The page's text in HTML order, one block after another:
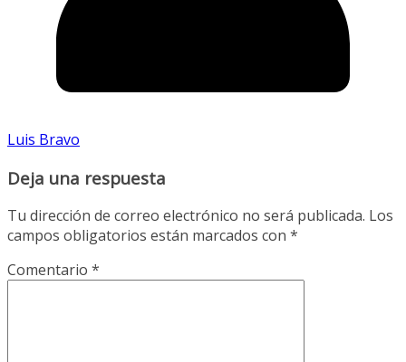
Luis Bravo
Deja una respuesta
Tu dirección de correo electrónico no será publicada. Los
campos obligatorios están marcados con *
Comentario *